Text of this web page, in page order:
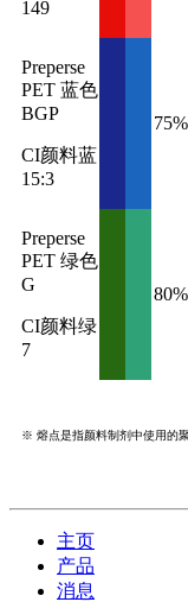
149
Preperse
PET 蓝色
BGP
CI颜料蓝
15:3
75%
Preperse
PET 绿色
G
CI颜料绿
7
80%
※ 熔点是指颜料制剂中使用的
主页
产品
消息